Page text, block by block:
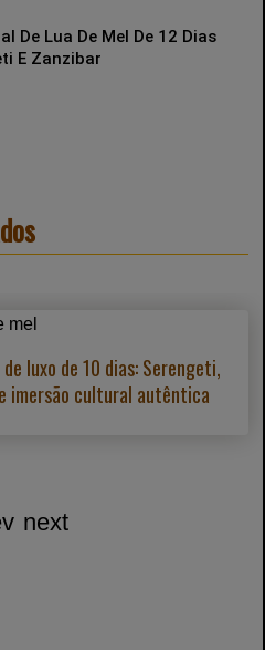
De Lua De Mel De 12 Dias
E Zanzibar
luxo de 10 dias: Serengeti,
imersão cultural autêntica
next